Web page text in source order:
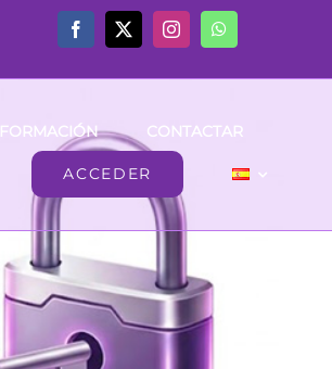
FORMACIÓN CONTACTAR
ACCEDER